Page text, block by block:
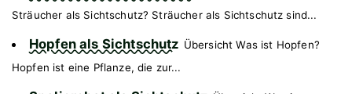
Sträucher als Sichtschutz? Sträucher als Sichtschutz sind...
Hopfen als Sichtschutz Übersicht Was ist Hopfen?
Hopfen ist eine Pflanze, die zur...